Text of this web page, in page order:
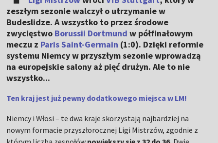
zeszłym sezonie walczył o utrzymanie w
Budeslidze. A wszystko to przez środowe
zwycięstwo Borussii Dortmund w półfinałowym
meczu z Paris Saint-Germain (1:0). Dzięki reformie
systemu Niemcy w przyszłym sezonie wprowadzą
na europejskie salony aż pięć drużyn. Ale to nie
wszystko...
Ten kraj jest już pewny dodatkowego miejsca w LM!
Niemcy i Włosi – te dwa kraje skorzystają najbardziej na
nowym formacie przyszłorocznej Ligi Mistrzów, zgodnie z